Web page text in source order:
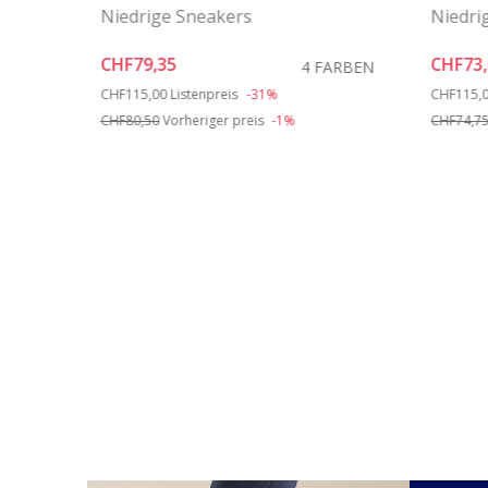
Niedrige Sneakers
CHF79,35
4 FARBEN
Price reduced from
CHF115,00 to
Listenpreis -31%
CHF80,50Vorheriger preis -1%
Price